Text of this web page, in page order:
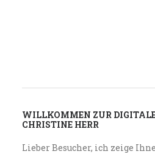
WILLKOMMEN ZUR
CHRISTINE HERR
Lieber Besucher, ich zeige